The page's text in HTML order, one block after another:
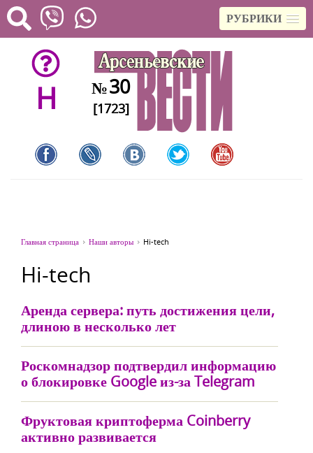
РУБРИКИ
H №30
[1723]
Главная страница Наши авторы Hi-tech
Hi-tech
Аренда сервера: путь достижения цели,
длиною в несколько лет
Роскомнадзор подтвердил информацию
о блокировке Google из-за Telegram
Фруктовая криптоферма Coinberry
активно развивается